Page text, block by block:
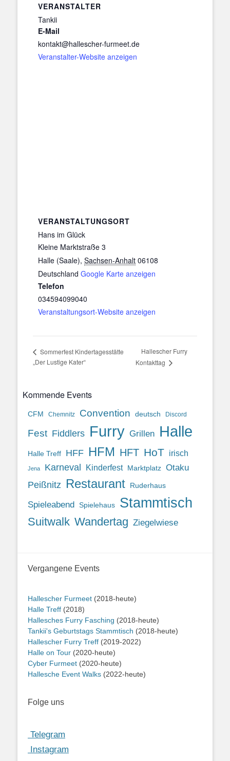
VERANSTALTER
Tankii
E-Mail
kontakt@hallescher-furmeet.de
Veranstalter-Website anzeigen
VERANSTALTUNGSORT
Hans im Glück
Kleine Marktstraße 3
Halle (Saale), Sachsen-Anhalt 06108
Deutschland Google Karte anzeigen
Telefon
034594099040
Veranstaltungsort-Website anzeigen
Sommerfest Kindertagesstätte
„Der Lustige Kater“
Hallescher Furry
Kontakttag
Kommende Events
CFM Chemnitz Convention deutsch Discord
Fest Fiddlers Furry Grillen Halle
Halle Treff HFF HFM HFT HoT irisch
Jena Karneval Kinderfest Marktplatz Otaku
Peißnitz Restaurant Ruderhaus
Spieleabend Spielehaus Stammtisch
Suitwalk Wandertag Ziegelwiese
Vergangene Events
Hallescher Furmeet (2018-heute)
Halle Treff (2018)
Hallesches Furry Fasching (2018-heute)
Tankii's Geburtstags Stammtisch (2018-heute)
Hallescher Furry Treff (2019-2022)
Halle on Tour (2020-heute)
Cyber Furmeet (2020-heute)
Hallesche Event Walks (2022-heute)
Folge uns
Telegram
Instagram